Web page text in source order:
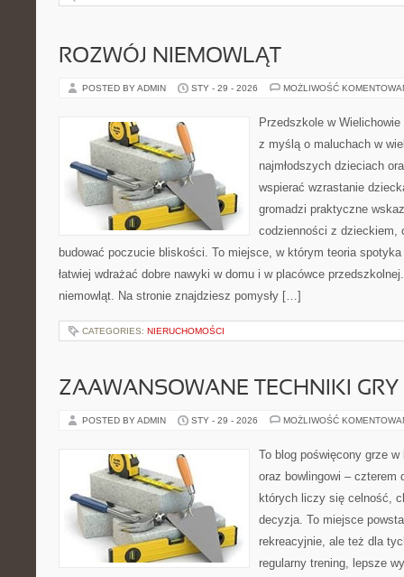
ROZWÓJ NIEMOWLĄT
POSTED BY ADMIN STY - 29 - 2026 MOŻLIWOŚĆ
Przedszkole w
z myślą o maluchach w
najmłodszych dzieciach
wspierać wzrastanie
gromadzi praktyczne
codzienności z dzieckiem,
budować poczucie bliskości. To miejsce, w którym teoria
łatwiej wdrażać dobre nawyki w domu i w placówce
niemowląt. Na stronie znajdziesz pomysły […]
CATEGORIES: NIERUCHOMOŚCI
ZAAWANSOWANE TECHNIKI GRY
POSTED BY ADMIN STY - 29 - 2026 MOŻLIWOŚĆ
To blog poświęcony grze
oraz bowlingowi – czterem
których liczy się celność,
decyzja. To miejsce
rekreacyjnie, ale też dla
regularny trening, lepsze